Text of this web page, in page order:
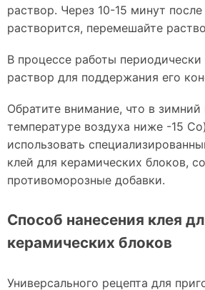
раствор. Через 10-15 минут
растворится, перемешайте
В процессе работы
раствор для поддержания его
Обратите внимание, что в
температуре воздуха ниже -15
использовать
клей для керамических блоков,
противоморозные добавки.
Способ нанесения клея
керамических блоков
Универсального рецепта для